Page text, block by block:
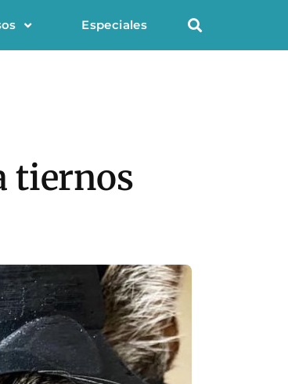
Especiales
tiernos